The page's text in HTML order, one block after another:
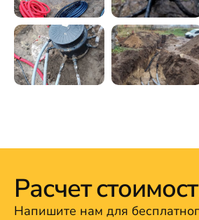
Расчет
Напишите нам для